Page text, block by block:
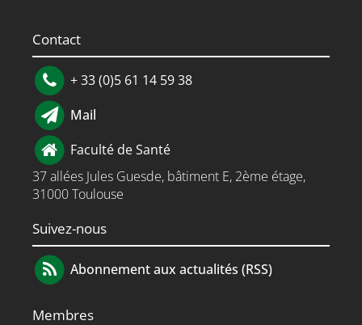
Contact
+ 33 (0)5 61 14 59 38
Mail
Faculté de Santé
37 allées Jules Guesde, bâtiment E, 2ème étage,
31000 Toulouse
Suivez-nous
Abonnement aux actualités (RSS)
Membres